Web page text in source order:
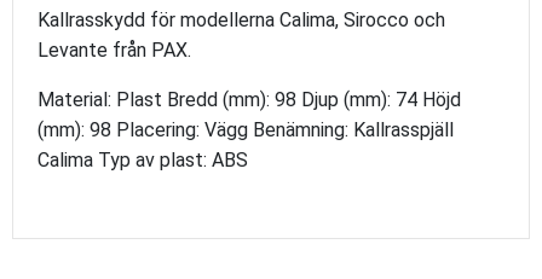
Kallrasskydd för modellerna Calima, Sirocco och
Levante från PAX.
Material: Plast Bredd (mm): 98 Djup (mm): 74 Höjd
(mm): 98 Placering: Vägg Benämning: Kallrasspjäll
Calima Typ av plast: ABS